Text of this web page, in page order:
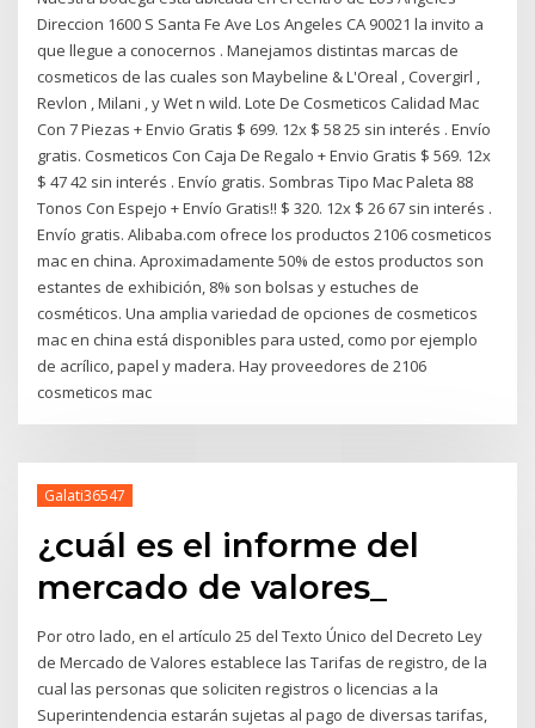
Direccion 1600 S Santa Fe Ave Los Angeles CA 90021 la invito a
que llegue a conocernos . Manejamos distintas marcas de
cosmeticos de las cuales son Maybeline & L'Oreal , Covergirl ,
Revlon , Milani , y Wet n wild. Lote De Cosmeticos Calidad Mac
Con 7 Piezas + Envio Gratis $ 699. 12x $ 58 25 sin interés . Envío
gratis. Cosmeticos Con Caja De Regalo + Envio Gratis $ 569. 12x
$ 47 42 sin interés . Envío gratis. Sombras Tipo Mac Paleta 88
Tonos Con Espejo + Envío Gratis!! $ 320. 12x $ 26 67 sin interés .
Envío gratis. Alibaba.com ofrece los productos 2106 cosmeticos
mac en china. Aproximadamente 50% de estos productos son
estantes de exhibición, 8% son bolsas y estuches de
cosméticos. Una amplia variedad de opciones de cosmeticos
mac en china está disponibles para usted, como por ejemplo
de acrílico, papel y madera. Hay proveedores de 2106
cosmeticos mac
Galati36547
¿cuál es el informe del
mercado de valores_
Por otro lado, en el artículo 25 del Texto Único del Decreto Ley
de Mercado de Valores establece las Tarifas de registro, de la
cual las personas que soliciten registros o licencias a la
Superintendencia estarán sujetas al pago de diversas tarifas,